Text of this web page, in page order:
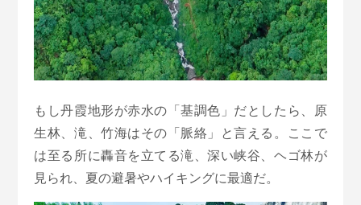
もし丹霞地形が赤水の「基調色」だとしたら、原
生林、滝、竹海はその「脈絡」と言える。ここで
は至る所に轟音を立てる滝、深い峡谷、ヘゴ林が
見られ、夏の避暑やハイキングに最適だ。